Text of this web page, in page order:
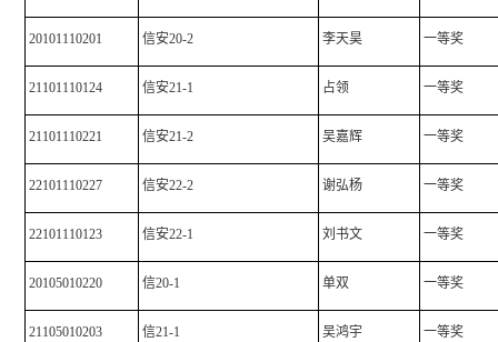
20101110201 信安20-2 李天昊 一等奖
21101110124 信安21-1 占领 一等奖
21101110221 信安21-2 吴嘉辉 一等奖
22101110227 信安22-2 谢弘杨 一等奖
22101110123 信安22-1 刘书文 一等奖
20105010220 信20-1 单双 一等奖
21105010203 信21-1 吴鸿宇 一等奖